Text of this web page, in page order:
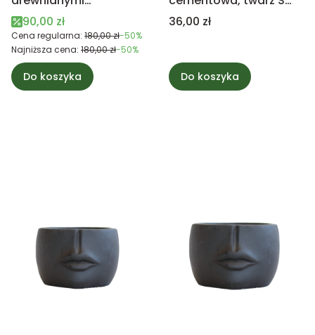
uchwytami 40cm
Cena promocyjna
90,00 zł
Cena regularna: 180,00 zł-50%
Najniższa cena: 180,00 zł-50%
Do koszyka
13,5cm
Cena
36,00 zł
Do koszyka